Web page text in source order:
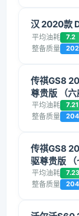
汉 2020款
平均油耗 7.2
整备质量
传祺GS8
尊贵版 （六
平均油耗 7.21
整备质量
传祺GS8
驱尊贵版 （
平均油耗 7.23
整备质量